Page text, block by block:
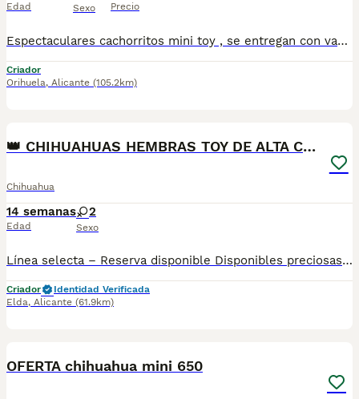
Edad Sexo Precio
Espectaculares cachorritos mini toy , se entregan con vacuna cartilla desparasitación y garantía. Somos un centro canino especializado en cría y adiestramiento CENTRO CANINO LOS SINSOLA TEL 620 14 08 08 ANGEL
Criador
Orihuela, Alicante (105.2km)
👑 CHIHUAHUAS HEMBRAS TOY DE ALTA CALIDAD 👑
Chihuahua
14 semanas
Edad
2
Sexo
Línea selecta – Reserva disponible Disponibles preciosas hembras de Chihuahua, criadas en entorno familiar, con especial cuidado en su desarrollo, carácter y calidad. ✨ DETALLES DESTACADOS Hembras de línea toy Pelo corto Colores: blanco y negro con marcas fuego Excelente carácter: cariñosas, sociables y equilibradas Acostumbradas al trato diario desde el nacimiento 🩺 ENTREGA CON GARANTÍA VETERINARIA Se entregan: Revisadas en clínica veterinaria Bajo supervisión veterinaria continua Vacunadas según edad Desparasitadas Con microchip Cartilla sanitaria al día ✔️ Cachorros sanos, bien cuidados y con todas las garantías 📅 RESERVA Reserva abierta. Se entregan únicamente cuando alcanzan la edad óptima, priorizando siempre su bienestar. 📍 UBICACIÓN España Posibilidad de entrega (consultar condiciones)
Criador
Identidad Verificada
Elda, Alicante (61.9km)
OFERTA chihuahua mini 650